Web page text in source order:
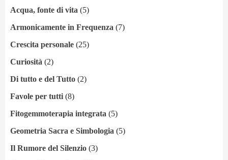
Acqua, fonte di vita (5)
Armonicamente in Frequenza (7)
Crescita personale (25)
Curiosità (2)
Di tutto e del Tutto (2)
Favole per tutti (8)
Fitogemmoterapia integrata (5)
Geometria Sacra e Simbologia (5)
Il Rumore del Silenzio (3)